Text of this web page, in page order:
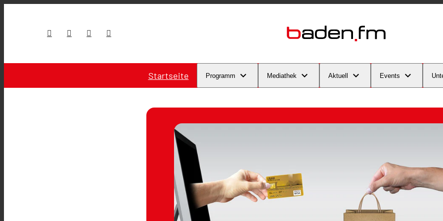
Startseite Programm Mediathek Aktuell Events